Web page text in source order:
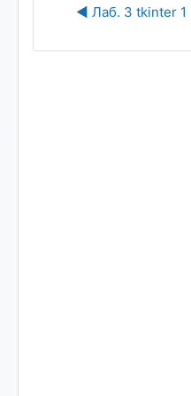
◀︎ Лаб. 3 tkinter 1